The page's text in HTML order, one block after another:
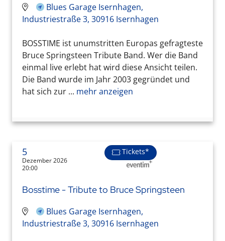
Blues Garage Isernhagen,
Industriestraße 3, 30916 Isernhagen
BOSSTIME ist unumstritten Europas gefragteste
Bruce Springsteen Tribute Band. Wer die Band
einmal live erlebt hat wird diese Ansicht teilen.
Die Band wurde im Jahr 2003 gegründet und
hat sich zur ... mehr anzeigen
5
Dezember 2026
20:00
Tickets*
Bosstime - Tribute to Bruce Springsteen
Blues Garage Isernhagen,
Industriestraße 3, 30916 Isernhagen